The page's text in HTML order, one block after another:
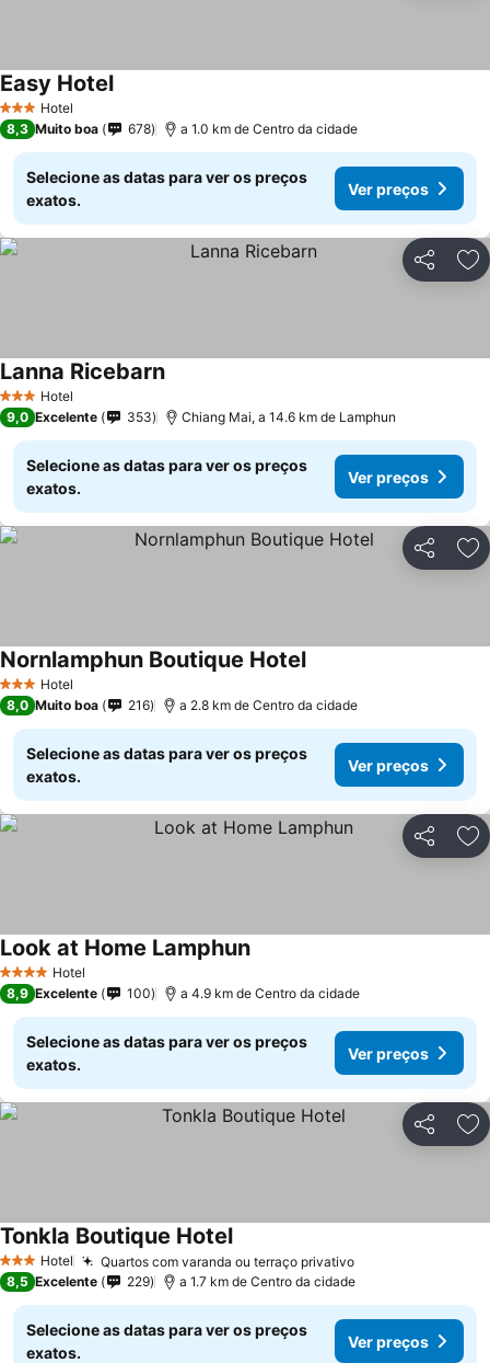
3 EstrelasHotel
Easy Hotel
8,3 Muito boa 678 a 1.0 km de Centro da cidade
Selecione as datas para ver os preços
exatos.
Ver preços
Partilhar
3 EstrelasHotel
Lanna Ricebarn
9,0 Excelente 353 Chiang Mai, a 14.6 km de Lamphun
Selecione as datas para ver os preços
exatos.
Ver preços
Partilhar
3 EstrelasHotel
Nornlamphun Boutique Hotel
8,0 Muito boa 216 a 2.8 km de Centro da cidade
Selecione as datas para ver os preços
exatos.
Ver preços
Partilhar
4 EstrelasHotel
Look at Home Lamphun
8,9 Excelente 100 a 4.9 km de Centro da cidade
Selecione as datas para ver os preços
exatos.
Ver preços
Partilhar
3 EstrelasHotel Quartos com varanda ou terraço privativo
Tonkla Boutique Hotel
8,5 Excelente 229 a 1.7 km de Centro da cidade
Selecione as datas para ver os preços
exatos.
Ver preços